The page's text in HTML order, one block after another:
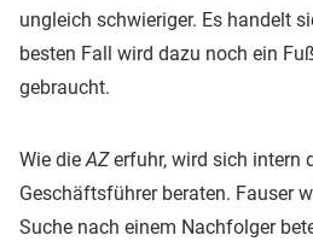
ungleich schwieriger. Es handelt
besten Fall wird dazu noch ein
gebraucht.
Wie dieAZerfuhr, wird sich intern
Geschäftsführer beraten. Fauser
Suche nach einem Nachfolger